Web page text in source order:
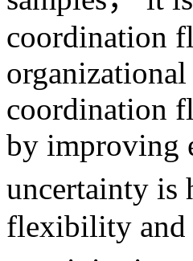
coordination
coordination
by improving
uncertainty is
flexibility and